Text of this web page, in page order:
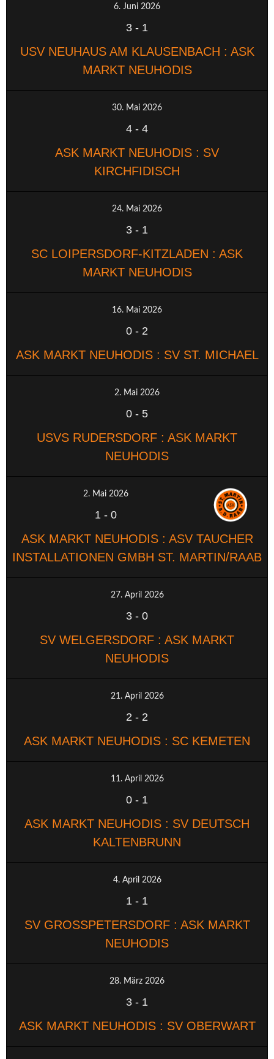
6. Juni 2026
3 - 1
USV NEUHAUS AM KLAUSENBACH : ASK
MARKT NEUHODIS
30. Mai 2026
4 - 4
ASK MARKT NEUHODIS : SV
KIRCHFIDISCH
24. Mai 2026
3 - 1
SC LOIPERSDORF-KITZLADEN : ASK
MARKT NEUHODIS
16. Mai 2026
0 - 2
ASK MARKT NEUHODIS : SV ST. MICHAEL
2. Mai 2026
0 - 5
USVS RUDERSDORF : ASK MARKT
NEUHODIS
2. Mai 2026
1 -0
ASK MARKT NEUHODIS : ASV TAUCHER
INSTALLATIONEN GMBH ST. MARTIN/RAAB
27. April 2026
3 - 0
SV WELGERSDORF : ASK MARKT
NEUHODIS
21. April 2026
2 - 2
ASK MARKT NEUHODIS : SC KEMETEN
11. April 2026
0 - 1
ASK MARKT NEUHODIS : SV DEUTSCH
KALTENBRUNN
4. April 2026
1 - 1
SV GROSSPETERSDORF : ASK MARKT N
EUHODIS
28. März 2026
3 - 1
ASK MARKT NEUHODIS : SV OBERWART